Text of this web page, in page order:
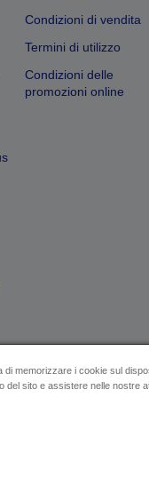
Condizioni di vendita
Termini di utilizzo
Condizioni delle
promozioni online
Contattaci per
di memorizzare i cookie sul
del sito e assistere nelle nostre